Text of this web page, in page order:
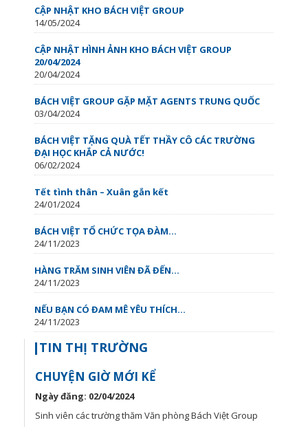
CẬP NHẬT KHO BÁCH VIỆT GROUP
14/05/2024
CẬP NHẬT HÌNH ẢNH KHO BÁCH VIỆT GROUP
20/04/2024
20/04/2024
BÁCH VIỆT GROUP GẶP MẶT AGENTS TRUNG QUỐC
03/04/2024
BÁCH VIỆT TẶNG QUÀ TẾT THẦY CÔ CÁC TRƯỜNG
ĐẠI HỌC KHẮP CẢ NƯỚC!
06/02/2024
Tết tình thân – Xuân gắn kết
24/01/2024
BÁCH VIỆT TỔ CHỨC TỌA ĐÀM...
24/11/2023
HÀNG TRĂM SINH VIÊN ĐÃ ĐẾN...
24/11/2023
NẾU BẠN CÓ ĐAM MÊ YÊU THÍCH...
24/11/2023
TIN THỊ TRƯỜNG
CHUYỆN GIỜ MỚI KỂ
Ngày đăng: 02/04/2024
Sinh viên các trường thăm Văn phòng Bách Việt Group